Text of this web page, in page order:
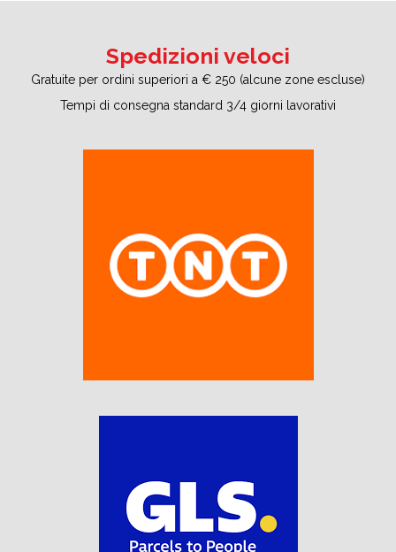
Spedizioni veloci
Gratuite per ordini superiori a € 250 (alcune zone escluse)
Tempi di consegna standard 3/4 giorni lavorativi